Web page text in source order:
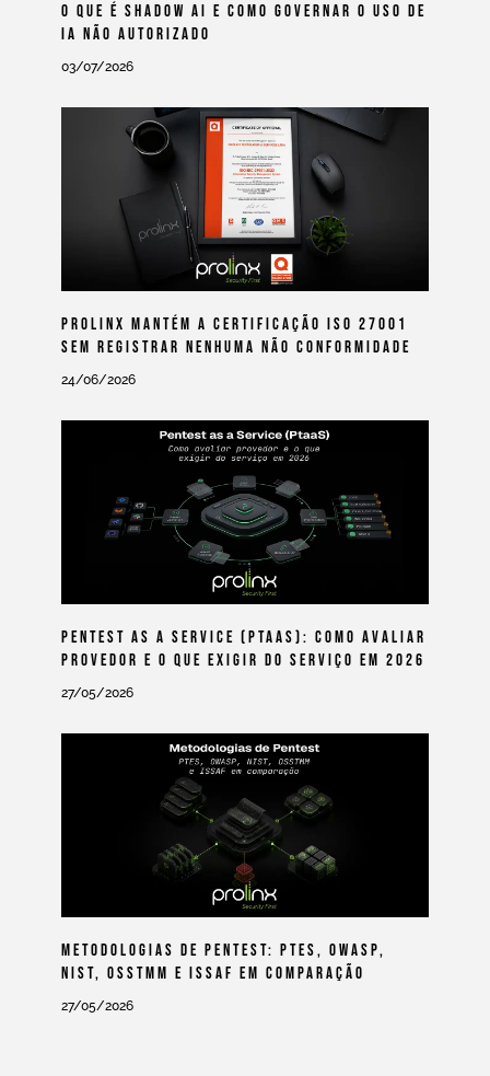
O Que É Shadow AI E Como Governar O Uso De
IA Não Autorizado
03/07/2026
Prolinx Mantém A Certificação ISO 27001
Sem Registrar Nenhuma Não Conformidade
24/06/2026
Pentest As A Service (PtaaS): Como Avaliar
Provedor E O Que Exigir Do Serviço Em 2026
27/05/2026
Metodologias De Pentest: PTES, OWASP,
NIST, OSSTMM E ISSAF Em Comparação
27/05/2026